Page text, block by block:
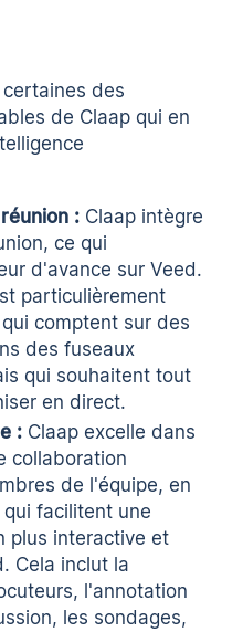
certaines des
de Claap qui en
: Claap intègre
, ce qui
d'avance sur Veed.
particulièrement
comptent sur des
des fuseaux
qui souhaitent tout
en direct.
: Claap excelle dans
collaboration
de l'équipe, en
facilitent une
plus interactive et
Cela inclut la
l'annotation
les sondages,